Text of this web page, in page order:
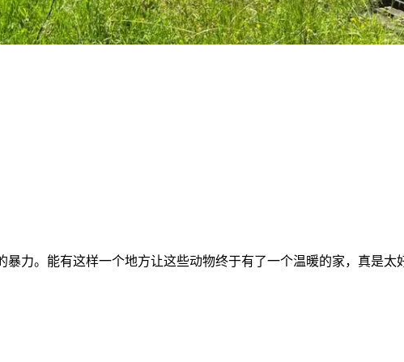
力。能有这样一个地方让这些动物终于有了一个温暖的家，真是太